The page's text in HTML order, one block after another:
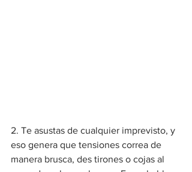
2. Te asustas de cualquier imprevisto, y
eso genera que tensiones correa de
manera brusca, des tirones o cojas al